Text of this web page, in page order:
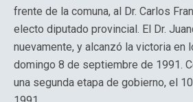
frente de la comuna, al Dr. Carlos
electo diputado provincial. El Dr.
nuevamente, y alcanzó la victoria en
domingo 8 de septiembre de 1991.
una segunda etapa de gobierno, el